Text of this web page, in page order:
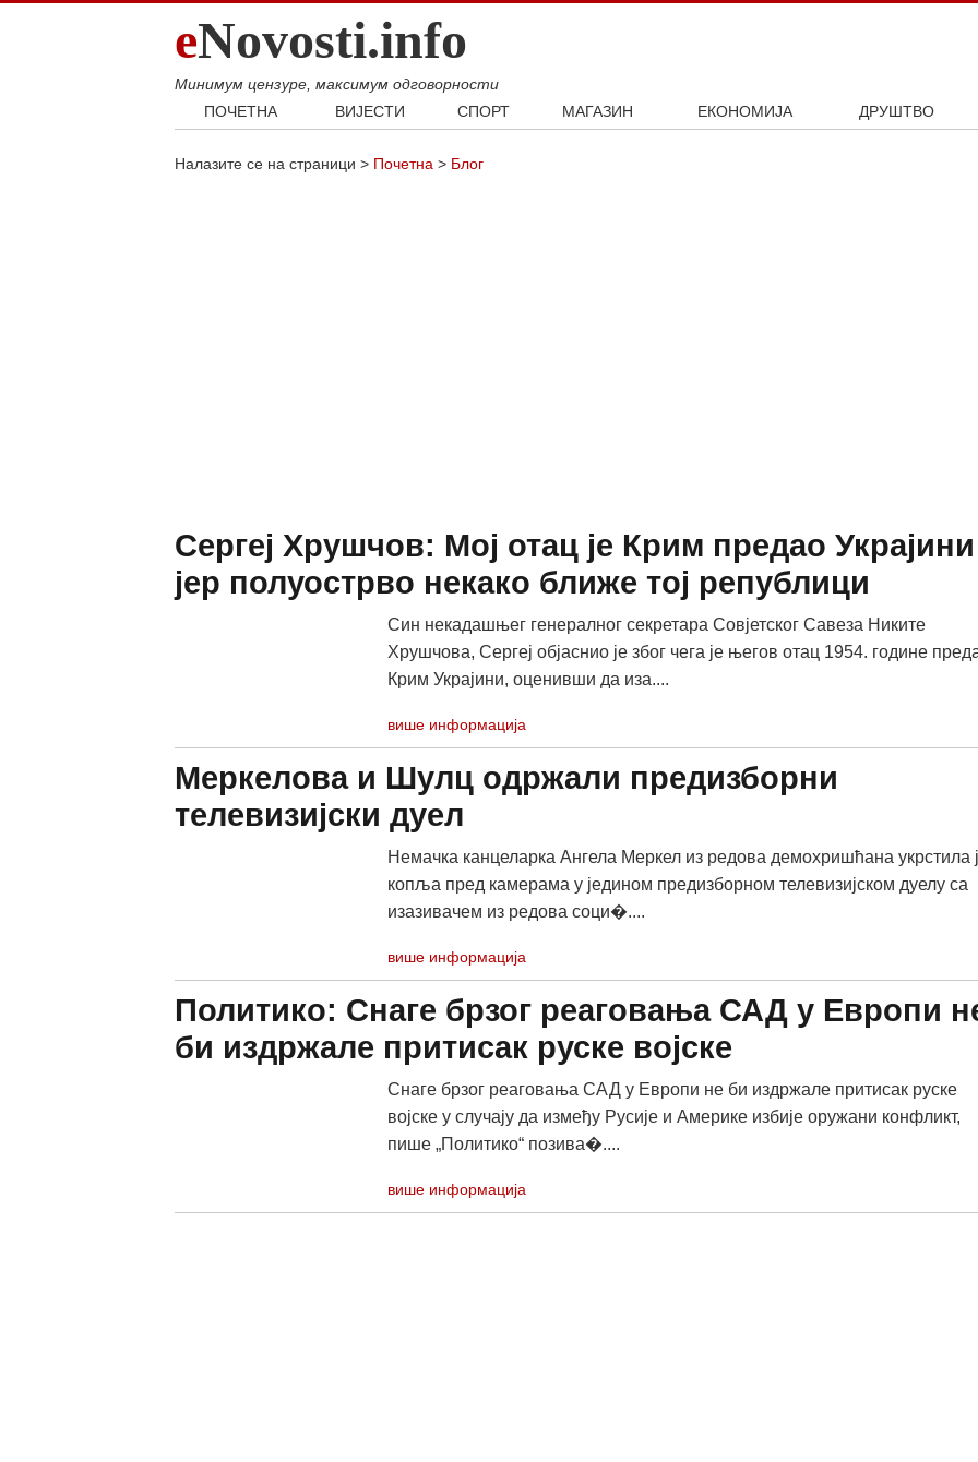
eNovosti.info
Минимум цензуре, максимум одговорности
ПОЧЕТНА
ВИЈЕСТИ
Балкан
СПОРТ
Кошарка
МАГАЗИН
ЕКОНОМИЈА
ДРУШТВО
Налазите се на страници > Почетна > Блог
Сергеј Хрушчов: Мој отац је Крим предао Украјини
јер полуострво некако ближе тој републици
Син некадашњег генералног секретара Совјетског Савеза Никите
Хрушчова, Сергеј објаснио је због чега је његов отац 1954. године
Крим Украјини, оценивши да иза....
више информација
Меркелова и Шулц одржали предизборни
телевизијски дуел
Немачка канцеларка Ангела Меркел из редова демохришћана укрстила
копља пред камерама у једином предизборном телевизијском дуелу са
изазивачем из редова соци�....
више информација
Политико: Снаге брзог реаговања САД у Европи
би издржале притисак руске војске
Снаге брзог реаговања САД у Европи не би издржале притисак руске
војске у случају да између Русије и Америке избије оружани конфликт,
пише „Политико“ позива�....
више информација